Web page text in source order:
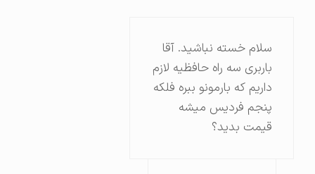
سلام خسته نباشید. آقا
باربری سه راه حافظیه لازم
داریم که بارمونو ببره فلکه
پنجم فردیس میشه
قیمت بدید؟